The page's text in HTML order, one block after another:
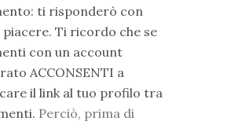
ti risponderò con
Ti ricordo che se
con un account
ACCONSENTI a
il link al tuo profilo tra
Perciò, prima di